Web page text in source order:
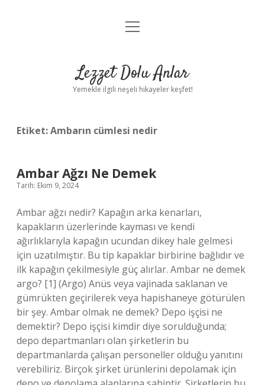
Anasayfa
Yasal Uyarı
menüyü
Lezzet Dolu Anlar
Yemekle ilgili neşeli hikayeler keşfet!
Etiket:Ambarın cümlesi nedir
Ambar Ağzı Ne Demek
Tarih: Ekim 9, 2024
Ambar ağzı nedir? Kapağın arka kenarları,
kapakların üzerlerinde kayması ve kendi
ağırlıklarıyla kapağın ucundan dikey hale gelmesi
için uzatılmıştır. Bu tip kapaklar birbirine bağlıdır ve
ilk kapağın çekilmesiyle güç alırlar. Ambar ne demek
argo? [1] (Argo) Anüs veya vajinada saklanan ve
gümrükten geçirilerek veya hapishaneye götürülen
bir şey. Ambar olmak ne demek? Depo işçisi ne
demektir? Depo işçisi kimdir diye sorulduğunda;
depo departmanları olan şirketlerin bu
departmanlarda çalışan personeller olduğu yanıtını
verebiliriz. Birçok şirket ürünlerini depolamak için